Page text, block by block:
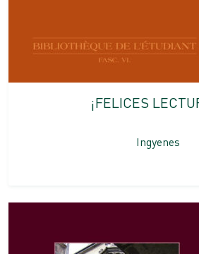
¡FELICES
Ingyenes